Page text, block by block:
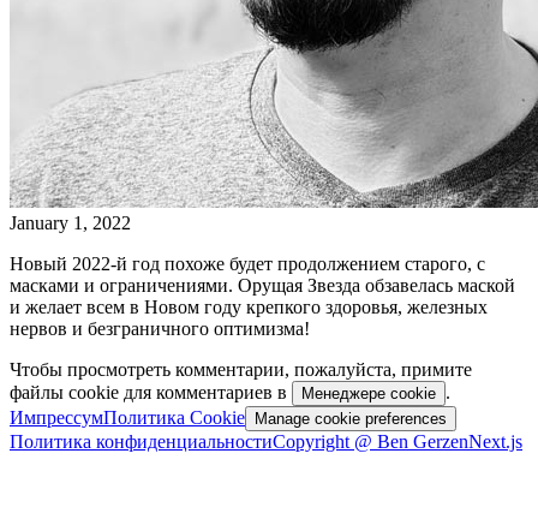
January 1, 2022
Новый 2022-й год похоже будет продолжением старого, с
масками и ограничениями. Орущая Звезда обзавелась маской
и желает всем в Новом году крепкого здоровья, железных
нервов и безграничного оптимизма!
Чтобы просмотреть комментарии, пожалуйста, примите
файлы cookie для комментариев в
Менеджере cookie .
ИмпрессумПолитика Cookie Manage cookie preferences
Политика конфиденциальностиCopyright @ Ben GerzenNext.js